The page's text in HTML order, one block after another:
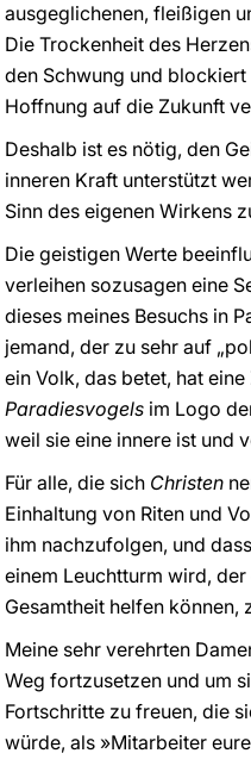
ausgeglichenen, fleißigen
Die Trockenheit des
den Schwung und blockiert
Hoffnung auf die Zukunft
Deshalb ist es nötig, den
inneren Kraft unterstützt
Sinn des eigenen Wirkens
Die geistigen Werte
verleihen sozusagen eine
dieses meines Besuchs in
jemand, der zu sehr auf
ein Volk, das betet, hat
Paradiesvogels im Logo
weil sie eine innere ist und
Für alle, die sich Christen
Einhaltung von Riten und
ihm nachzufolgen, und
einem Leuchtturm wird,
Gesamtheit helfen
Meine sehr verehrten
Weg fortzusetzen und um
Fortschritte zu freuen, die
würde, als »Mitarbeiter